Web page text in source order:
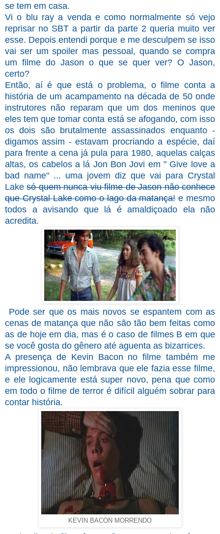
se tem em casa.
Vi o blu ray a venda e como normalmente só vejo
reprisar no SBT a partir da parte 2 queria muito ver
esse. Depois entendi porque e me desculpem se isso
vai ser um spoiler mas pessoal, quando se compra
um filme do Jason o que se quer ver? O Jason,
certo?
Então, aí é que está o problema, o filme conta a
história de um acampamento na década de 50 onde
instrutores não reparam que um dos meninos que
eles tem que tomar conta está se afogando, com isso
os dois são brutalmente assassinados enquanto -
digamos assim - estavam procriando a espécie, daí
para frente a cena já pula para 1980, aquelas calças
altas, os cabelos a lá Jon Bon Jovi em " Give love a
bad name" ... uma jovem diz que vai para Crystal
Lakesó quem nunca viu filme de Jason não conhece
que Crystal Lake como o lago da matança!e mesmo
todos a avisando que lá é amaldiçoado ela não
acredita.
Pode ser que os mais novos se espantem com as
cenas de matança que não são tão bem feitas como
as de hoje em dia, mas é o caso de filmes B em que
se você gosta do gênero até aguenta as bizarrices.
A presença de Kevin Bacon no filme também me
impressionou, não lembrava que ele fazia esse filme,
e ele logicamente está super novo, pena que como
em todo o filme de terror é difícil alguém sobrar para
contar história.
KEVIN BACON MORRENDO